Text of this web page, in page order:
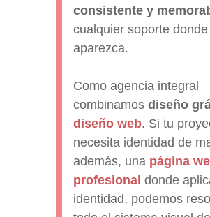
consistente y
cualquier soporte donde
aparezca.
Como agencia integral
combinamos diseño
diseño web. Si tu
necesita identidad de
además, una página
profesional donde
identidad, podemos